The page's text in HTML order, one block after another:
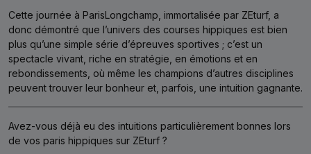
Cette journée à ParisLongchamp, immortalisée par ZEturf, a
donc démontré que l’univers des courses hippiques est bien
plus qu’une simple série d’épreuves sportives ; c’est un
spectacle vivant, riche en stratégie, en émotions et en
rebondissements, où même les champions d’autres disciplines
peuvent trouver leur bonheur et, parfois, une intuition gagnante.
Avez-vous déjà eu des intuitions particulièrement bonnes lors
de vos paris hippiques sur ZEturf ?